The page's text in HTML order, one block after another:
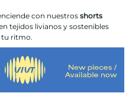
con nuestros shorts
tejidos livianos y sostenibles
tu ritmo.